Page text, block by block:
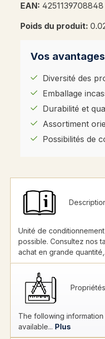
EAN: 4251139708848
Poids du produit:
Vos
Diversité des
Emballage
Durabilité et
Assortiment
Possibilités de
Unité de
possible. Consultez nos
achat en grande
Propriétés
The following
available... Plus